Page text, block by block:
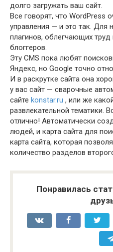
долго загружать ваш сайт.
Все говорят, что WordPress
управления — и это так. Для
плагинов, облегчающих
блоггеров.
Эту CMS пока любят
Яндекс, но Google точно
И в раскрутке сайта она
у вас сайт — сварочные
сайте konstar.ru , или же
развлекательной тематики.
отлично! Автоматически
людей, и карта сайта для
карта сайта, которая
количество разделов
Понравилась